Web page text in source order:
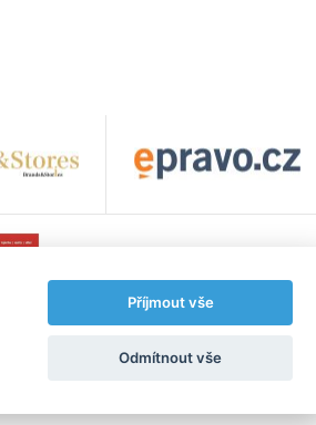
Příjmout vše
Odmítnout vše